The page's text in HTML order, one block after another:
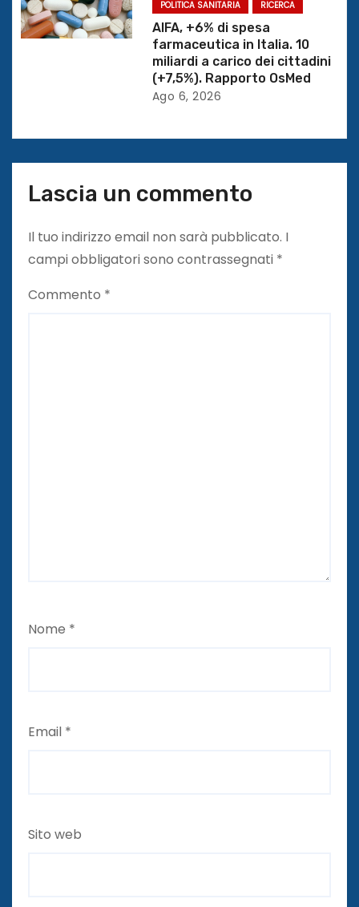
i
POLITICA SANITARIA RICERCA
AIFA, +6% di spesa
farmaceutica in Italia. 10
miliardi a carico dei cittadini
(+7,5%). Rapporto OsMed
Ago 6, 2026
Lascia un commento
Il tuo indirizzo email non sarà pubblicato. I
campi obbligatori sono contrassegnati *
Commento *
Nome *
Email *
Sito web